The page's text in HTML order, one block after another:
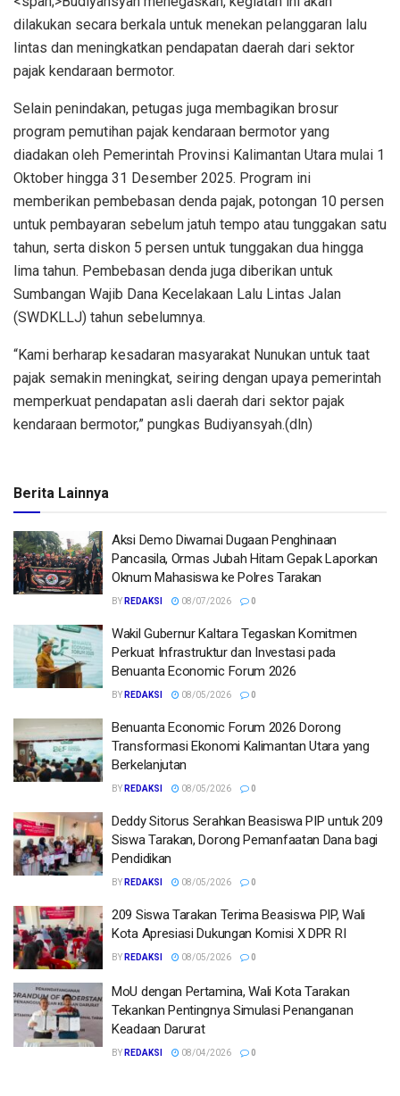
dilakukan secara berkala untuk menekan pelanggaran lalu
lintas dan meningkatkan pendapatan daerah dari sektor
pajak kendaraan bermotor.
Selain penindakan, petugas juga membagikan brosur
program pemutihan pajak kendaraan bermotor yang
diadakan oleh Pemerintah Provinsi Kalimantan Utara mulai 1
Oktober hingga 31 Desember 2025. Program ini
memberikan pembebasan denda pajak, potongan 10 persen
untuk pembayaran sebelum jatuh tempo atau tunggakan satu
tahun, serta diskon 5 persen untuk tunggakan dua hingga
lima tahun. Pembebasan denda juga diberikan untuk
Sumbangan Wajib Dana Kecelakaan Lalu Lintas Jalan
(SWDKLLJ) tahun sebelumnya.
“Kami berharap kesadaran masyarakat Nunukan untuk taat
pajak semakin meningkat, seiring dengan upaya pemerintah
memperkuat pendapatan asli daerah dari sektor pajak
kendaraan bermotor,” pungkas Budiyansyah.(dln)
Berita Lainnya
Aksi Demo Diwarnai Dugaan Penghinaan
Pancasila, Ormas Jubah Hitam Gepak Laporkan
Oknum Mahasiswa ke Polres Tarakan
BY REDAKSI 08/07/2026 0
Wakil Gubernur Kaltara Tegaskan Komitmen
Perkuat Infrastruktur dan Investasi pada
Benuanta Economic Forum 2026
BY REDAKSI 08/05/2026 0
Benuanta Economic Forum 2026 Dorong
Transformasi Ekonomi Kalimantan Utara yang
Berkelanjutan
BY REDAKSI 08/05/2026 0
Deddy Sitorus Serahkan Beasiswa PIP untuk 209
Siswa Tarakan, Dorong Pemanfaatan Dana bagi
Pendidikan
BY REDAKSI 08/05/2026 0
209 Siswa Tarakan Terima Beasiswa PIP, Wali
Kota Apresiasi Dukungan Komisi X DPR RI
BY REDAKSI 08/05/2026 0
MoU dengan Pertamina, Wali Kota Tarakan
Tekankan Pentingnya Simulasi Penanganan
Keadaan Darurat
BY REDAKSI 08/04/2026 0